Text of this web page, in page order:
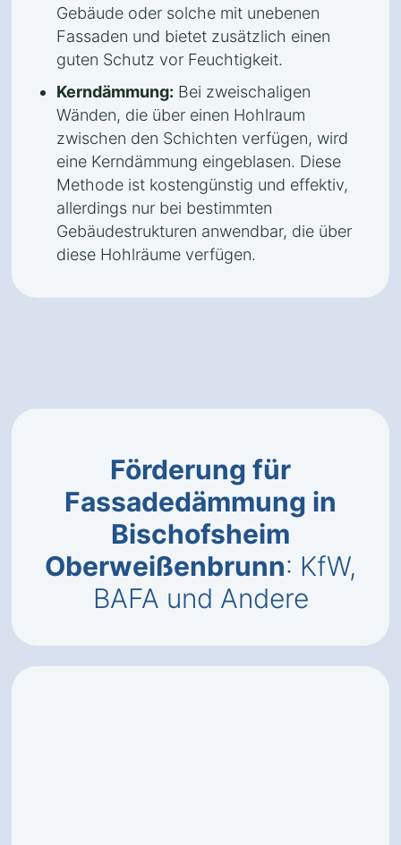
Gebäude oder solche mit unebenen
Fassaden und bietet zusätzlich einen
guten Schutz vor Feuchtigkeit.
Kerndämmung: Bei zweischaligen
Wänden, die über einen Hohlraum
zwischen den Schichten verfügen, wird
eine Kerndämmung eingeblasen. Diese
Methode ist kostengünstig und effektiv,
allerdings nur bei bestimmten
Gebäudestrukturen anwendbar, die über
diese Hohlräume verfügen.
Förderung für
Fassadedämmung in
Bischofsheim
Oberweißenbrunn: KfW,
BAFA und Andere